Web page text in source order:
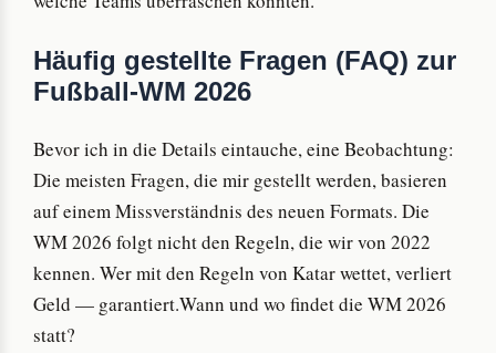
Häufig gestellte Fragen (FAQ) zur
Fußball-WM 2026
Bevor ich in die Details eintauche, eine Beobachtung:
Die meisten Fragen, die mir gestellt werden, basieren
auf einem Missverständnis des neuen Formats. Die
WM 2026 folgt nicht den Regeln, die wir von 2022
kennen. Wer mit den Regeln von Katar wettet, verliert
Geld — garantiert.Wann und wo findet die WM 2026
statt?